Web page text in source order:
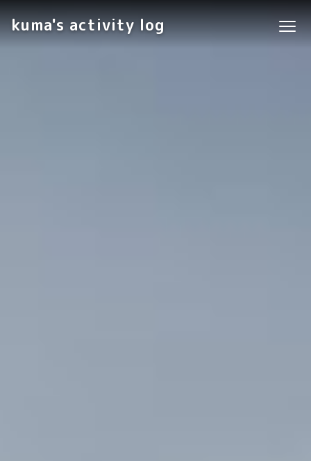
kuma's activity log